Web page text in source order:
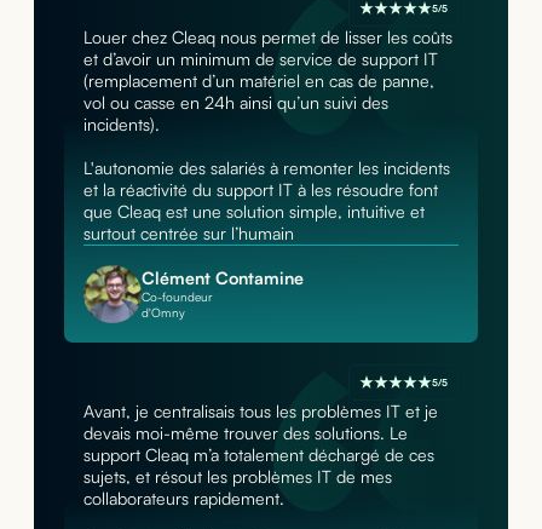
5/5
Louer chez Cleaq nous permet de lisser les coûts
et d’avoir un minimum de service de support IT
(remplacement d’un matériel en cas de panne,
vol ou casse en 24h ainsi qu’un suivi des
incidents).
L'autonomie des salariés à remonter les incidents
et la réactivité du support IT à les résoudre font
que Cleaq est une solution simple, intuitive et
surtout centrée sur l’humain
Clément Contamine
Co-foundeur
d'Omny
5/5
Avant, je centralisais tous les problèmes IT et je
devais moi-même trouver des solutions. Le
support Cleaq m’a totalement déchargé de ces
sujets, et résout les problèmes IT de mes
collaborateurs rapidement.